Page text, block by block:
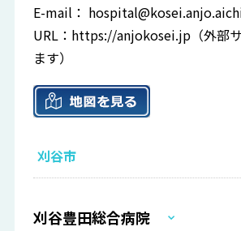
E-mail：
URL： https://anjokosei.jp （外部
ます）
刈谷市
刈谷豊田総合病院